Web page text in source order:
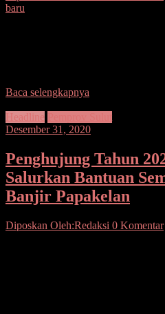
baru
Baca selengkapnya
Headline
Desember 31, 2020
Penghujung Tahun
Salurkan Bantuan
Banjir Papakelan
Diposkan Oleh:Redaksi 0 Komentar